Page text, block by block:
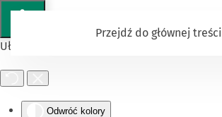
Ułatwienia dostępu
Odwróć kolory
Przejdź do głównej treści